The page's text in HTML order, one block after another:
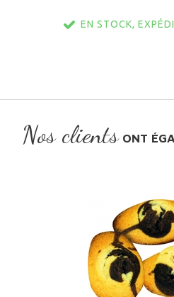
EN STOCK,
Nos clientsONT